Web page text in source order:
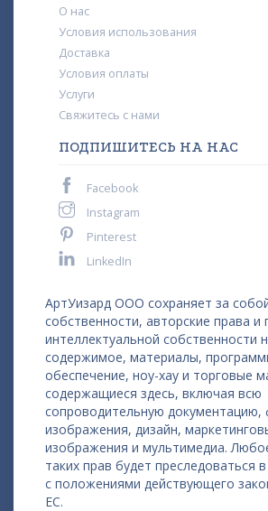
О нас
Условия использования
Доставка
Условия оплаты
Услуги
Свяжитесь с нами
ПОДПИШИТЕСЬ НА НАС
Facebook
Instagram
Pinterest
LinkedIn
АртУизард ООО сохраняет за
собственности, авторские права и
интеллектуальной собственности
содержимое, материалы,
обеспечение, ноу-хау и торговые
содержащиеся здесь, включая всю
сопроводительную документацию,
изображения, дизайн,
изображения и мультимедиа.
таких прав будет преследоваться
с положениями действующего
ЕС.